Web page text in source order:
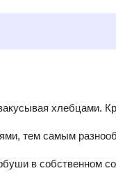
хлебцами.
тем самым
в